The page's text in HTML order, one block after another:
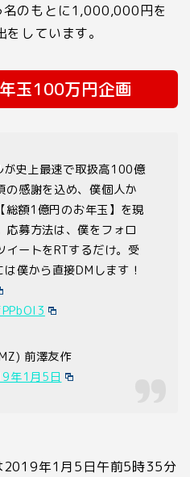
のもとに1 ,000,000円を
しています。
玉100万円企画
が史上最速で取扱高100億
の感謝を込め、僕個人か
額1億円のお年玉】を現
応募方法は、僕をフォロ
イートをRTするだけ。受
僕から直接DMします！
前澤友作
年1月5日
2019年1 月5日午前5時35分